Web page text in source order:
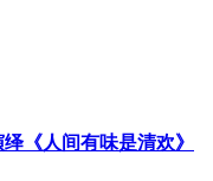
《人间有味是清欢》